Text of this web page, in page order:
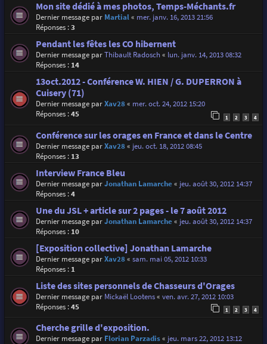
Mon site dédié à mes photos, Temps-Méchants.fr
Dernier message par Martial« mer. janv. 16, 2013 21:56
Réponses :3
Pendant les fêtes les CO hibernent
Dernier message parThibault Radosch« lun. janv. 14, 2013 08:32
Réponses : 14
13oct.2012 - Conférence W. HIEN / G. DUPERRON à
Cuisery (71)
Dernier message parXav28« mer. oct. 24, 2012 15:20
Réponses :45 1 2 3 4
Conférence sur les orages en France et dans le Centre
Dernier message parXav28« jeu. oct. 18, 2012 08:45
Réponses : 13
Interview France Bleu
Dernier message parJonathan Lamarche« jeu. août 30, 2012 14:37
Réponses :4
Une du JSL + article sur 2 pages - le 7 août 2012
Dernier message parJonathan Lamarche« jeu. août 30, 2012 14:37
Réponses : 10
[Exposition collective] Jonathan Lamarche
Dernier message parXav28« sam. mai 05, 2012 10:33
Réponses : 1
Liste des sites personnels de Chasseurs d'Orages
Dernier message par Mickaël Lootens« ven. avr. 27, 2012 10:03
Réponses :45 1 2 3 4
Cherche grille d'exposition.
Dernier message par Florian Parzadis« jeu. mars 22, 2012 13:12